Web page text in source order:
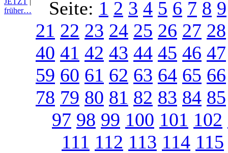
früher…
Seite: 1 2 3 4 5 6 7 8 9
21 22 23 24 25 26 27 28
40 41 42 43 44 45 46 47
59 60 61 62 63 64 65 66
78 79 80 81 82 83 84 85
97 98 99 100 101 102
111 112 113 114 115